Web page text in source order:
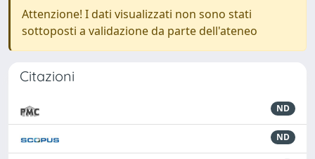
Attenzione! I dati visualizzati non sono stati
sottoposti a validazione da parte dell'ateneo
Citazioni
ND
ND